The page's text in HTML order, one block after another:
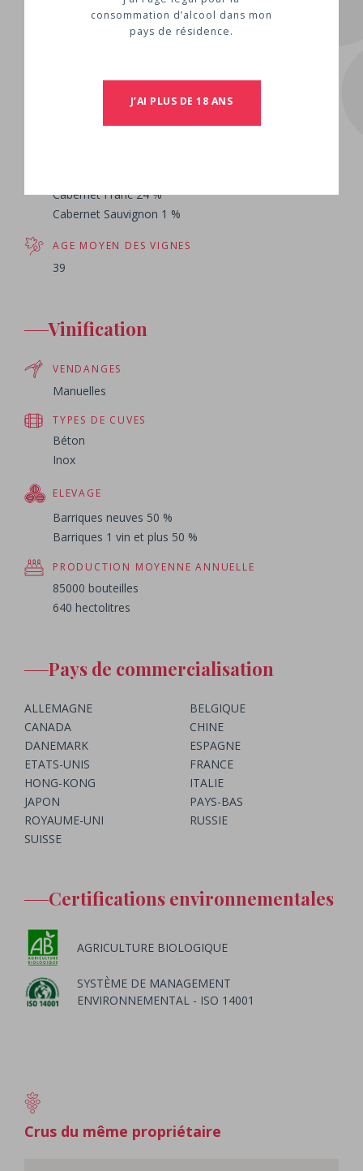
consommation d’alcool dans mon
pays de résidence.
J’AI PLUS DE 18 ANS
SURFACE
Oxyde de fer
Sols Argilo-limoneux
Cabernet Franc 24 %
Cabernet Sauvignon 1 %
AGE MOYEN DES VIGNES
39
Vinification
VENDANGES
Manuelles
TYPES DE CUVES
Béton
Inox
ELEVAGE
Barriques neuves 50 %
Barriques 1 vin et plus 50 %
PRODUCTION MOYENNE ANNUELLE
85000 bouteilles
640 hectolitres
Pays de commercialisation
ALLEMAGNE
BELGIQUE
CANADA
CHINE
DANEMARK
ESPAGNE
ETATS-UNIS
FRANCE
HONG-KONG
ITALIE
JAPON
PAYS-BAS
ROYAUME-UNI
RUSSIE
SUISSE
Certifications environnementales
AGRICULTURE BIOLOGIQUE
SYSTÈME DE MANAGEMENT
ENVIRONNEMENTAL - ISO 14001
Crus du même propriétaire